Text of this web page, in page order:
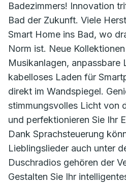
Badezimmers! Innovation
Bad der Zukunft. Viele
Smart Home ins Bad, wo
Norm ist. Neue
Musikanlagen, anpassbare
kabelloses Laden für
direkt im Wandspiegel.
stimmungsvolles Licht von
und perfektionieren Sie Ihr
Dank Sprachsteuerung
Lieblingslieder auch unter
Duschradios gehören der
Gestalten Sie Ihr